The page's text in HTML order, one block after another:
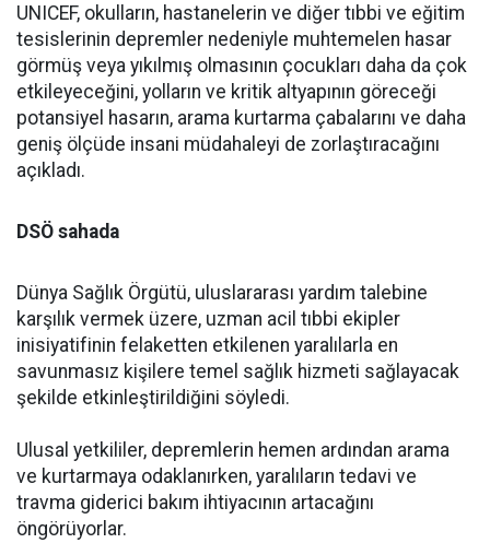
UNICEF, okulların, hastanelerin ve diğer tıbbi ve eğitim
tesislerinin depremler nedeniyle muhtemelen hasar
görmüş veya yıkılmış olmasının çocukları daha da çok
etkileyeceğini, yolların ve kritik altyapının göreceği
potansiyel hasarın, arama kurtarma çabalarını ve daha
geniş ölçüde insani müdahaleyi de zorlaştıracağını
açıkladı.
DSÖ sahada
Dünya Sağlık Örgütü, uluslararası yardım talebine
karşılık vermek üzere, uzman acil tıbbi ekipler
inisiyatifinin felaketten etkilenen yaralılarla en
savunmasız kişilere temel sağlık hizmeti sağlayacak
şekilde etkinleştirildiğini söyledi.
Ulusal yetkililer, depremlerin hemen ardından arama
ve kurtarmaya odaklanırken, yaralıların tedavi ve
travma giderici bakım ihtiyacının artacağını
öngörüyorlar.